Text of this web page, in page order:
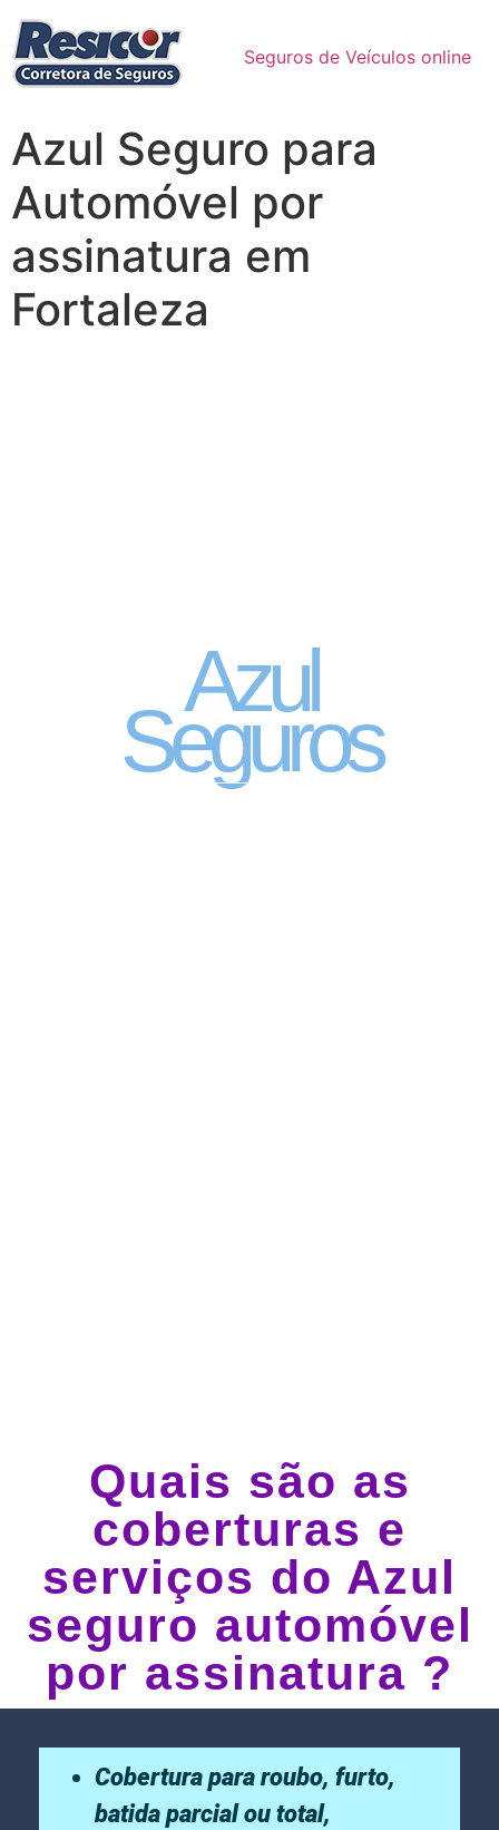
Seguros de Veículos online
Azul Seguro para
Automóvel por
assinatura em
Fortaleza
Azul
Seguros
Quais são as
coberturas e
serviços do Azul
seguro automóvel
por assinatura ?
Cobertura para roubo, furto,
batida parcial ou total,